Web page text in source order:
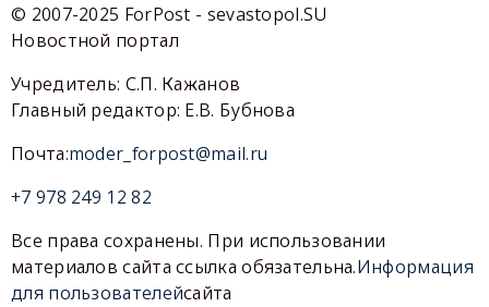
© 2007-2025 ForPost - sevastopol.SU
Новостной портал
Учредитель: С.П. Кажанов
Главный редактор: Е.В. Бубнова
Почта:moder_forpost@mail.ru
+7 978 249 12 82
Все права сохранены. При использовании
материалов сайта ссылка обязательна.Информация
для пользователейсайта